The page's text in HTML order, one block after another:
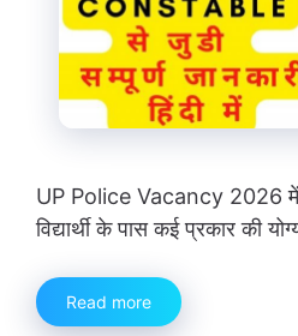
UP Police Vacancy 2026
विद्यार्थी के पास कई प्रकार की
Read more